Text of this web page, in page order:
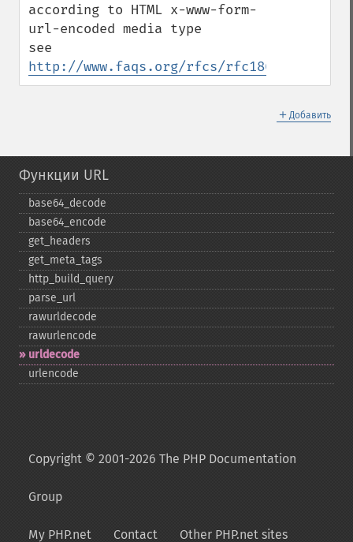
according to HTML x-www-form-
url-encoded media type
http://www.faqs.org/rfcs/rfc1866.html
＋ Добавить
Функции URL
base64_​decode
base64_​encode
get_​headers
get_​meta_​tags
http_​build_​query
parse_​url
rawurldecode
rawurlencode
urldecode
urlencode
Copyright © 2001-2026 The PHP Documentation
Group
My PHP.net Contact Other PHP.net sites